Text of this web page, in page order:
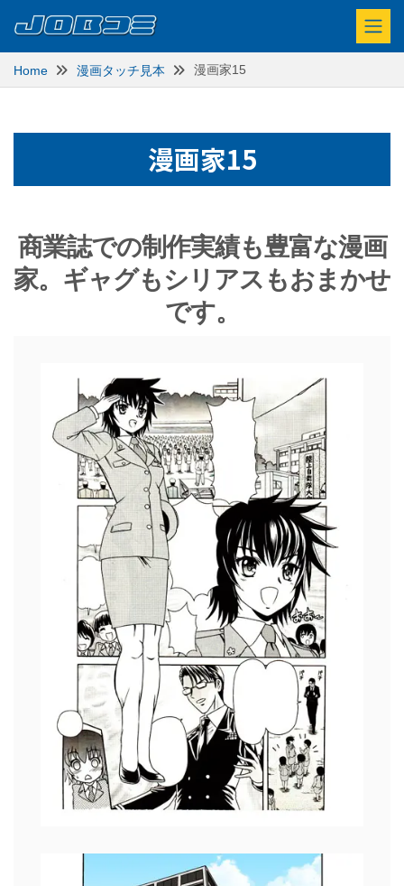
Home 漫画タッチ見本 漫画家15
漫画家15
商業誌での制作実績も豊富な漫画
家。ギャグもシリアスもおまかせ
です。